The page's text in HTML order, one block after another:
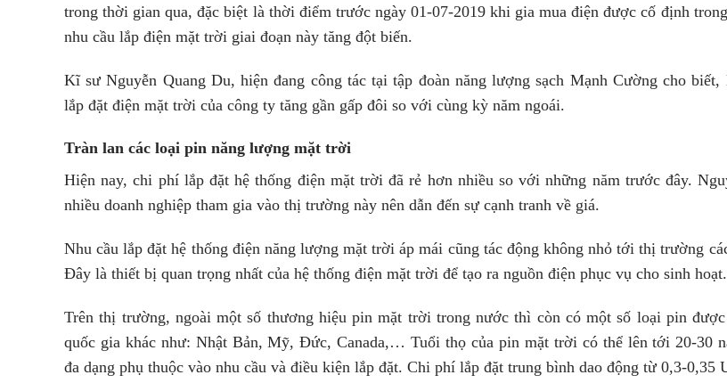
trong thời gian qua, đặc biệt là thời điểm trước ngày 01-07-2019 khi gia mua điện được cố định
nhu cầu lắp điện mặt trời giai đoạn này tăng đột biến.
Kĩ sư Nguyễn Quang Du, hiện đang công tác tại tập đoàn năng lượng sạch Mạnh Cường cho biết,
lắp đặt điện mặt trời của công ty tăng gần gấp đôi so với cùng kỳ năm ngoái.
Tràn lan các loại pin năng lượng mặt trời
Hiện nay, chi phí lắp đặt hệ thống điện mặt trời đã rẻ hơn nhiều so với những năm trước đây.
nhiều doanh nghiệp tham gia vào thị trường này nên dẫn đến sự cạnh tranh về giá.
Nhu cầu lắp đặt hệ thống điện năng lượng mặt trời áp mái cũng tác động không nhỏ tới thị trường
Đây là thiết bị quan trọng nhất của hệ thống điện mặt trời để tạo ra nguồn điện phục vụ cho sinh hoạt.
Trên thị trường, ngoài một số thương hiệu pin mặt trời trong nước thì còn có một số loại pin
quốc gia khác như: Nhật Bản, Mỹ, Đức, Canada,… Tuổi thọ của pin mặt trời có thể lên tới 20-30
đa dạng phụ thuộc vào nhu cầu và điều kiện lắp đặt. Chi phí lắp đặt trung bình dao động từ 0,3-0,35